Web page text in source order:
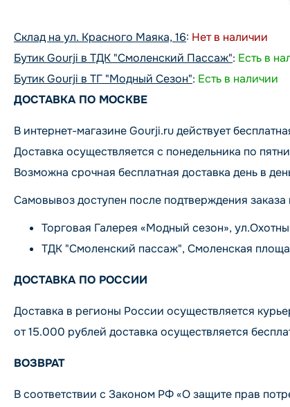
Склад на ул. Красного Маяка, 16: Нет в наличии
Бутик Gourji в ТДК "Смоленский Пассаж": Есть в
Бутик Gourji в ТГ "Модный Сезон": Есть в наличии
ДОСТАВКА ПО МОСКВЕ
В интернет-магазине Gourji.ru действует
Доставка осуществляется с понедельника по
Возможна срочная бесплатная доставка день в
Самовывоз доступен после подтверждения
Торговая Галерея «Модный сезон»,
ТДК "Смоленский пассаж", Смоленская
ДОСТАВКА ПО РОССИИ
Доставка в регионы России осуществляется
от 15.000 рублей доставка осуществляется
ВОЗВРАТ
В соответствии с Законом РФ «О защите прав